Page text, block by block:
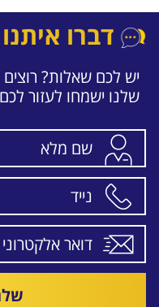
דברו איתנו
יש לכם שאלות? רוצים
שלנו ישמחו לעזור